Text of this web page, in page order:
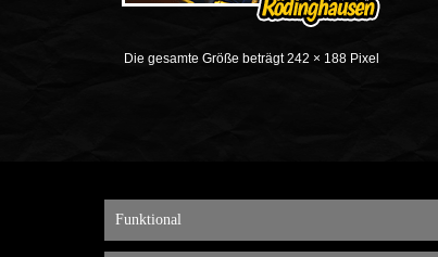
Funktional
Die gesamte Größe beträgt242 × 188Pixel